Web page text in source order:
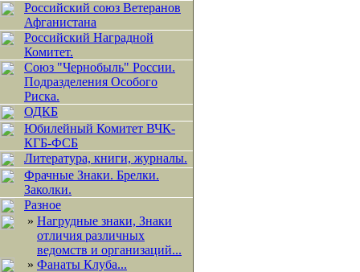
Российский союз Ветеранов
Афганистана
Российский Наградной
Комитет.
Союз "Чернобыль" России.
Подразделения Особого
Риска.
ОДКБ
Юбилейный Комитет ВЧК-
КГБ-ФСБ
Литература, книги, журналы.
Фрачные Знаки. Брелки.
Заколки.
Разное
» Нагрудные знаки, Знаки
отличия различных
ведомств и организаций...
» Фанаты Клуба...